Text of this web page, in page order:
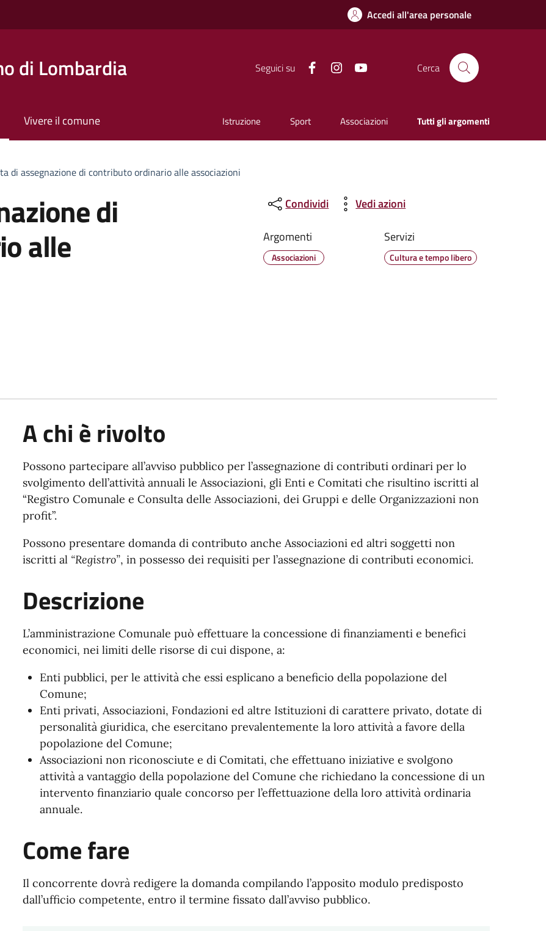
Accedi all'area personale
di Lombardia Seguici su Facebook Instagram Cerca
Vivere il comune Istruzione Sport Associazioni Tutti gli argomenti
di assegnazione di contributo ordinario alle associazioni
di
alle
Condividi
Vedi azioni
Argomenti
Associazioni
Servizi
Cultura e tempo libero
A chi è rivolto
Possono partecipare all’avviso pubblico per l’assegnazione di contributi ordinari per lo
svolgimento dell’attività annuali le Associazioni, gli Enti e Comitati che risultino iscritti al
“Registro Comunale e Consulta delle Associazioni, dei Gruppi e delle Organizzazioni non
profit”.
Possono presentare domanda di contributo anche Associazioni ed altri soggetti non
iscritti al “Registro”, in possesso dei requisiti per l’assegnazione di contributi economici.
Descrizione
L’amministrazione Comunale può effettuare la concessione di finanziamenti e benefici
economici, nei limiti delle risorse di cui dispone, a:
Enti pubblici, per le attività che essi esplicano a beneficio della popolazione del
Comune;
Enti privati, Associazioni, Fondazioni ed altre Istituzioni di carattere privato, dotate di
personalità giuridica, che esercitano prevalentemente la loro attività a favore della
popolazione del Comune;
Associazioni non riconosciute e di Comitati, che effettuano iniziative e svolgono
attività a vantaggio della popolazione del Comune che richiedano la concessione di un
intervento finanziario quale concorso per l’effettuazione della loro attività ordinaria
annuale.
Come fare
Il concorrente dovrà redigere la domanda compilando l’apposito modulo predisposto
dall’ufficio competente, entro il termine fissato dall’avviso pubblico.